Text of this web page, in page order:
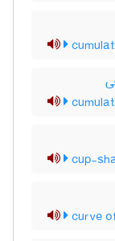
cup-
curve